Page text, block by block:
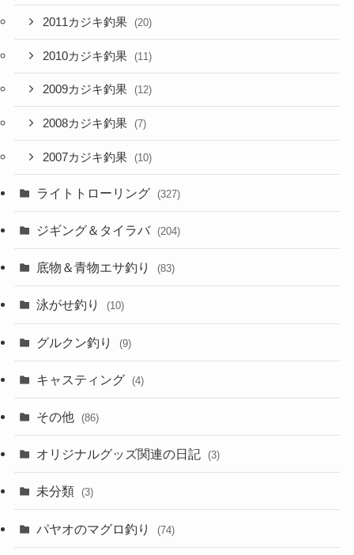
2011カジキ釣果 (20)
2010カジキ釣果 (11)
2009カジキ釣果 (12)
2008カジキ釣果 (7)
2007カジキ釣果 (10)
ライトトローリング (327)
ジギング＆タイラバ (204)
底物＆青物エサ釣り (83)
泳がせ釣り (10)
グルクン釣り (9)
キャスティング (4)
その他 (86)
オリジナルグッズ関連の日記 (3)
未分類 (3)
パヤオのマグロ釣り (74)